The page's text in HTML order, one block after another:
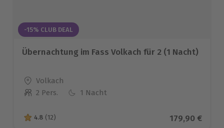
-15% CLUB DEAL
Übernachtung im Fass Volkach für 2 (1 Nacht)
Standort
Volkach
Anzahl der Teilnehmer
2 Pers. 1 Nacht
4.8 von 5 Sternen basierend auf 12 Bewertungen
4.8 (12) Aktueller
179,90 €